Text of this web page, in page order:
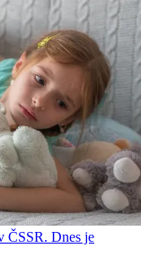
ČSSR. Dnes je